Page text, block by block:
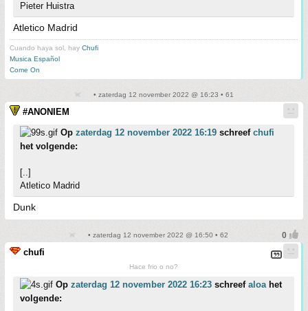
Pieter Huistra
Atletico Madrid
Cuando haya sol, hay Chufi
Musica Español
Come On
• zaterdag 12 november 2022 @ 16:23 • 61
#ANONIEM
Op zaterdag 12 november 2022 16:19 schreef chufi
het volgende:
[..]
Atletico Madrid
Dunk
• zaterdag 12 november 2022 @ 16:50 • 62
chufi
Hace frio o no?
Op zaterdag 12 november 2022 16:23 schreef aloahet
volgende: